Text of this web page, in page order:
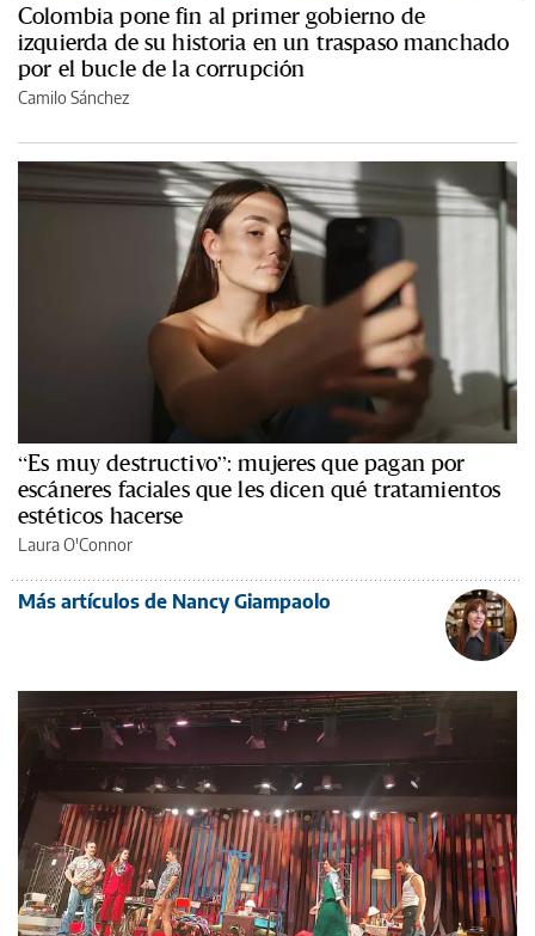
Colombia pone fin al primer gobierno de
izquierda de su historia en un traspaso manchado
por el bucle de la corrupción
Camilo Sánchez
“Es muy destructivo”: mujeres que pagan por
escáneres faciales que les dicen qué tratamientos
estéticos hacerse
Laura O'Connor
Más artículos de Nancy Giampaolo